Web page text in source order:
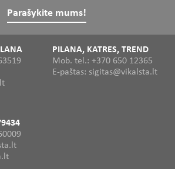
Parašykite mums!
PILANA, KATRES, TREND
Mob. tel.: +370 650 12365
E-paštas: sigitas@vikalsta.lt